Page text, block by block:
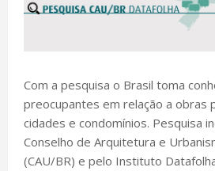
Com a pesquisa o Brasil toma
preocupantes em relação a obras
cidades e condomínios. Pesquisa
Conselho de Arquitetura e
(CAU/BR) e pelo Instituto